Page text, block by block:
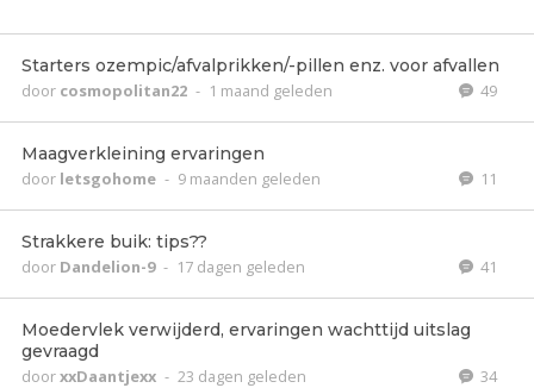
Starters ozempic/afvalprikken/-pillen enz. voor afvallen
door cosmopolitan22 - 1 maand geleden 49
Maagverkleining ervaringen
door letsgohome - 9 maanden geleden 11
Strakkere buik: tips??
door Dandelion-9 - 17 dagen geleden 41
Moedervlek verwijderd, ervaringen wachttijd uitslag
gevraagd
doorxxDaantjexx - 23 dagen geleden 34